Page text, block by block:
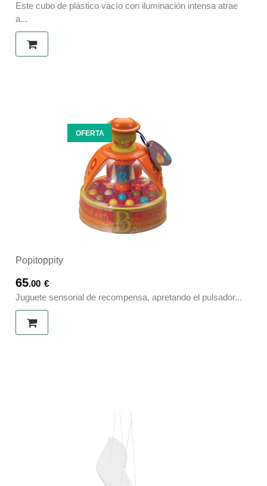
Este cubo de plástico vacío con iluminación intensa atrae
a...
OFERTA
Popitoppity
65.00 €
Juguete sensorial de recompensa, apretando el pulsador...